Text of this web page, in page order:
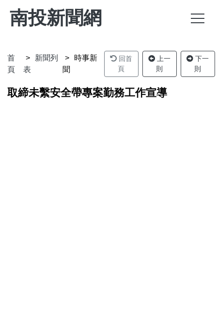
南投新聞網
首
頁
新聞列
表
時事新
聞
回首
頁
上一
則
下一
則
取締未繫安全帶專案勤務工作宣導